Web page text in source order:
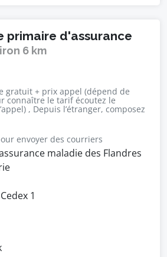
primaire d'assurance
6 km
gratuit + prix appel (dépend de
connaître le tarif écoutez le
, Depuis l’étranger, composez
envoyer des courriers
maladie des Flandres
1